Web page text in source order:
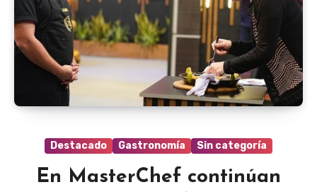
Destacado Gastronomía Sin categoría
En MasterChef continúan